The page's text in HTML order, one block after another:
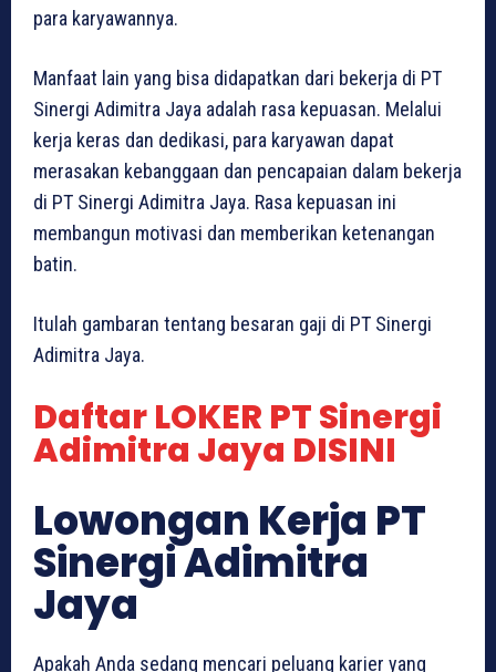
para karyawannya.
Manfaat lain yang bisa didapatkan dari bekerja di PT
Sinergi Adimitra Jaya adalah rasa kepuasan. Melalui
kerja keras dan dedikasi, para karyawan dapat
merasakan kebanggaan dan pencapaian dalam bekerja
di PT Sinergi Adimitra Jaya. Rasa kepuasan ini
membangun motivasi dan memberikan ketenangan
batin.
Itulah gambaran tentang besaran gaji di PT Sinergi
Adimitra Jaya.
Daftar LOKER PT Sinergi
Adimitra Jaya DISINI
Lowongan Kerja PT
Sinergi Adimitra
Jaya
Apakah Anda sedang mencari peluang karier yang